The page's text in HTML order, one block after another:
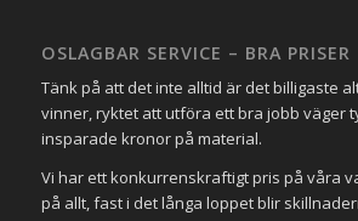
OSLAGBAR SERVICE – BRA PRISER
Tänk på att det inte alltid är det billigaste
vinner, ryktet att utföra ett bra jobb väger
insparade kronor på material.
Vi har ett konkurrenskraftigt pris på våra
på allt, fast i det långa loppet blir